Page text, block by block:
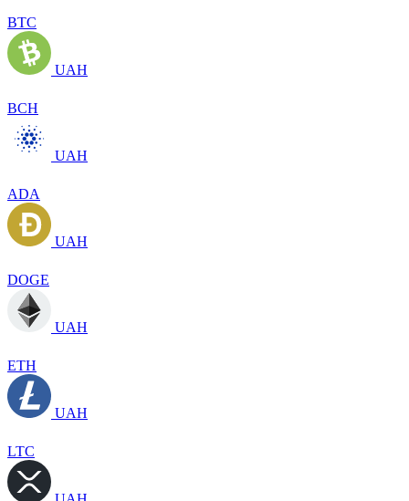
BTC
UAH
BCH
UAH
ADA
UAH
DOGE
UAH
ETH
UAH
LTC